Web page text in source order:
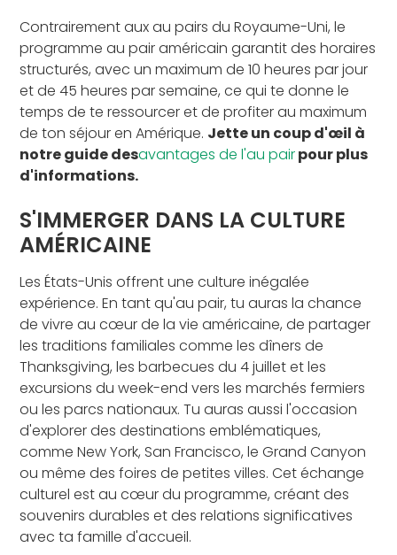
Contrairement aux au pairs du Royaume-Uni, le
programme au pair américain garantit des horaires
structurés, avec un maximum de 10 heures par jour
et de 45 heures par semaine, ce qui te donne le
temps de te ressourcer et de profiter au maximum
de ton séjour en Amérique. Jette un coup d'œil à
notreguide desavantages de l'au pairpour plus
d'informations.
S'IMMERGER DANS LA CULTURE
AMÉRICAINE
Les États-Unis offrent une culture inégalée
expérience. En tant qu'au pair, tu auras la chance
de vivre au cœur de la vie américaine, de partager
les traditions familiales comme les dîners de
Thanksgiving, les barbecues du 4 juillet et les
excursions du week-end vers les marchés fermiers
ou les parcs nationaux. Tu auras aussi l'occasion
d'explorer des destinations emblématiques,
comme New York, San Francisco, le Grand Canyon
ou même des foires de petites villes. Cet échange
culturel est au cœur du programme, créant des
souvenirs durables et des relations significatives
avec ta famille d'accueil.